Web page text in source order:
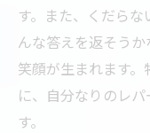
す。また、くだら
んな答えを返そう
笑顔が生まれます
に、自分なりのレ
す。